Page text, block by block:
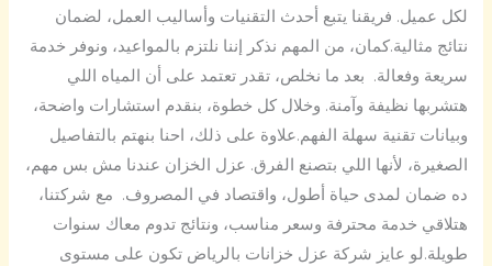
لكل عميل. فريقنا يتبع أحدث التقنيات وأساليب العمل، لضمان
نتائج مثالية.كمان، من المهم نذكر إننا نلتزم بالمواعيد، ونوفر خدمة
سريعة وفعالة. بعد ما نخلص، تقدر تعتمد على أن المياه اللي
هتشربها نظيفة وآمنة. وخلال كل خطوة، بنقدم استشارات واضحة،
وبيانات تقنية سهلة الفهم.علاوة على ذلك، احنا بنهتم بالتفاصيل
الصغيرة، لأنها اللي بتصنع الفرق. عزل الخزان عندنا مش بس مهم،
ده ضمان لمدى حياة أطول، واقتصاد في المصروف. مع شركتنا،
هتلاقي خدمة محترفة وسعر مناسب، ونتائج تدوم معاك سنوات
طويلة.لو عايز شركة عزل خزانات بالرياض تكون على مستوى